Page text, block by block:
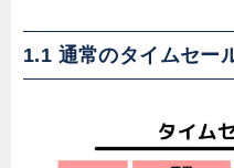
1.1 通常のタイムセー